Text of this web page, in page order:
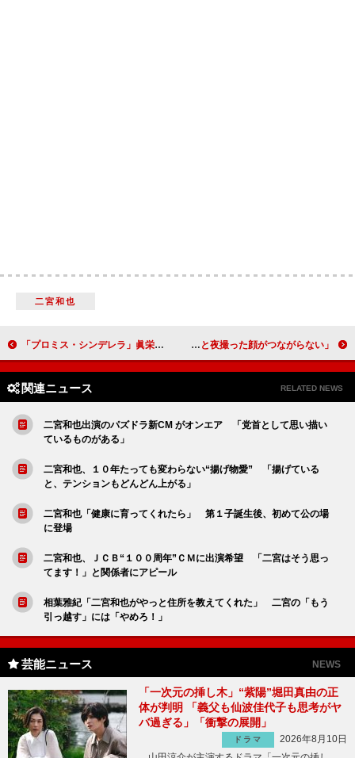
二宮和也
「プロミス・シンデレラ」眞栄田郷敦“ツンデレ壱成”がデレ期に突入！ 「かわい過ぎて母性が限界！」 鈴木亮平“夕方ヒゲ、ゼロ”達成に喜び 「朝撮った顔と夜撮った顔がつながらない」
関連ニュース RELATED NEWS
二宮和也出演のパズドラ新CM がオンエア 「党首として思い描い
ているものがある」
二宮和也、１０年たっても変わらない“揚げ物愛” 「揚げている
と、テンションもどんどん上がる」
二宮和也「健康に育ってくれたら」 第１子誕生後、初めて公の場
に登場
二宮和也、ＪＣＢ“１００周年”ＣＭに出演希望 「二宮はそう思っ
てます！」と関係者にアピール
相葉雅紀「二宮和也がやっと住所を教えてくれた」 二宮の「もう
引っ越す」には「やめろ！」
芸能ニュース NEWS
「一次元の挿し木」“紫陽”堀田真由の正
体が判明 「義父も仙波佳代子も思考がヤ
バ過ぎる」「衝撃の展開」
ドラマ
2026年8月10日